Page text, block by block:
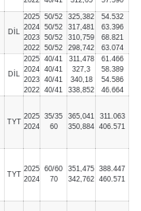
DİL
2025
2024
2023
2022
50/52
50/52
50/52
50/52
325,382
317,481
310,759
298,742
54.532
63.396
68.821
63.074
DİL
2025
2024
2023
2022
40/41
40/41
40/41
40/41
311,478
327,3
340,18
338,852
61.466
58.389
54.586
46.664
TYT
2025
2024
35/35
60
365,041
350,884
311.063
406.571
TYT
2025
2024
60/60
70
351,475
342,762
388.447
460.571